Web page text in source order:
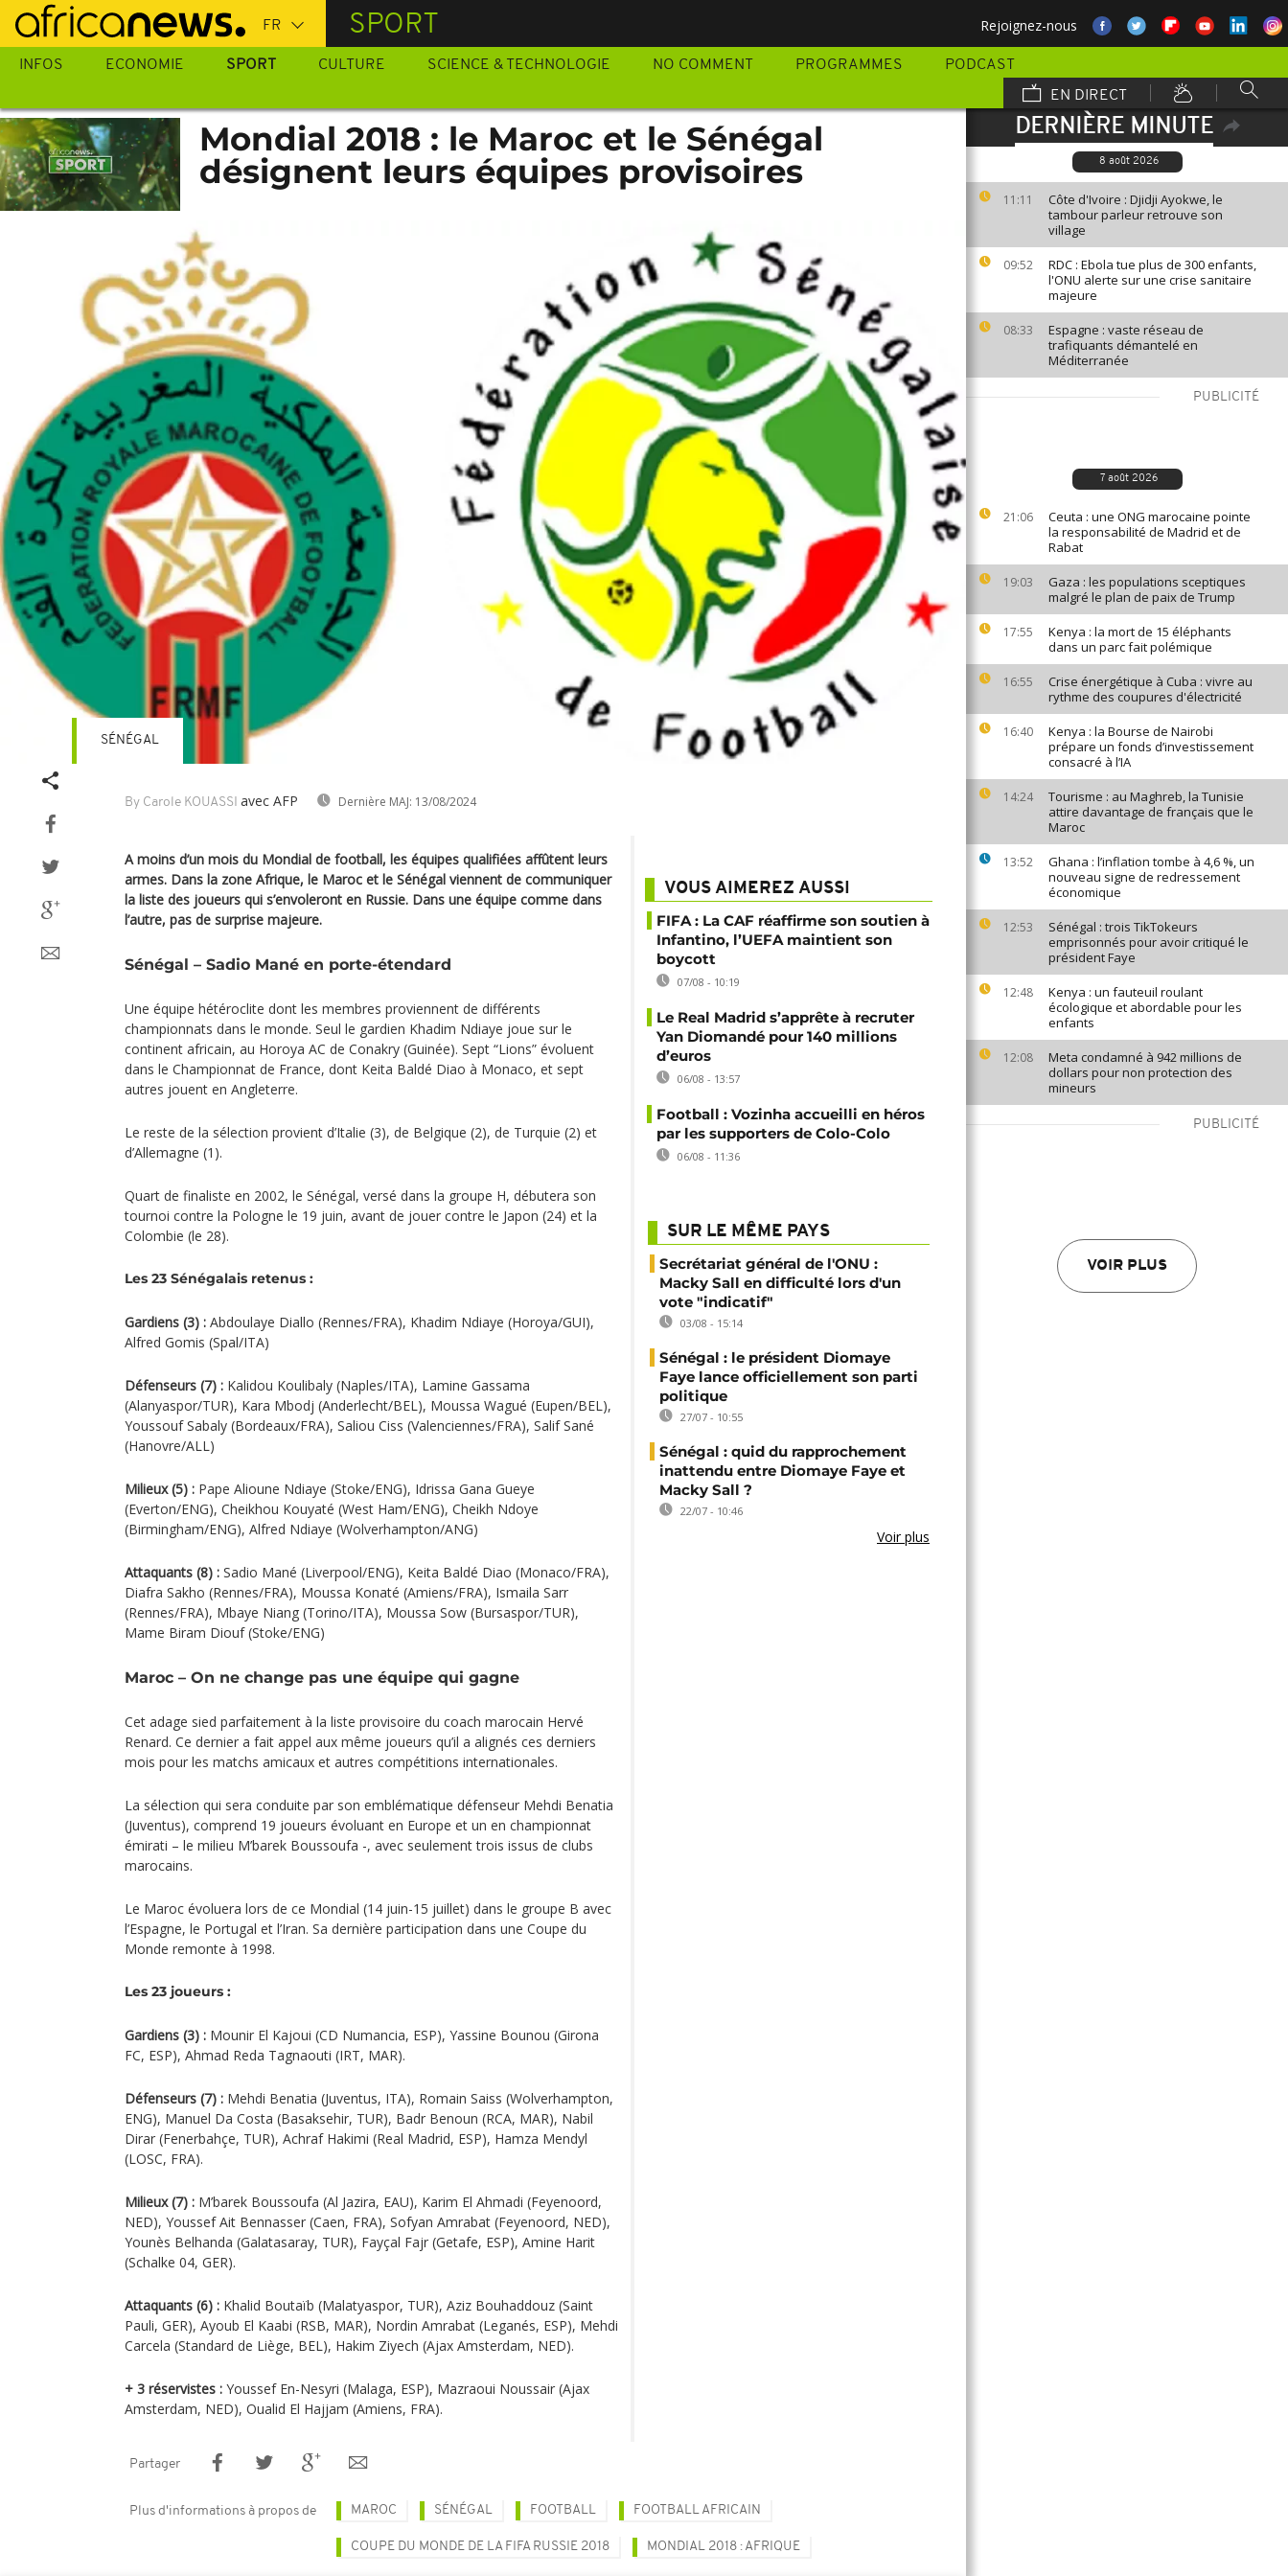
Passer
au
contenu
SPORT Rejoignez-nous
INFOS ECONOMIE SPORT CULTURE SCIENCE & TECHNOLOGIE NO COMMENT PROGRAMMES
PODCAST
EN DIRECT
DERNIÈRE MINUTE
8 août 2026
11:11
Côte d'Ivoire : Djidji Ayokwe, le
tambour parleur retrouve son
village
09:52
RDC : Ebola tue plus de 300 enfants,
l'ONU alerte sur une crise sanitaire
majeure
08:33
Espagne : vaste réseau de
trafiquants démantelé en
Méditerranée
PUBLICITÉ
7 août 2026
21:06
Ceuta : une ONG marocaine pointe
la responsabilité de Madrid et de
Rabat
19:03
Gaza : les populations sceptiques
malgré le plan de paix de Trump
17:55
Kenya : la mort de 15 éléphants
dans un parc fait polémique
16:55
Crise énergétique à Cuba : vivre au
rythme des coupures d'électricité
16:40
Kenya : la Bourse de Nairobi
prépare un fonds d’investissement
consacré à l’IA
14:24
Tourisme : au Maghreb, la Tunisie
attire davantage de français que le
Maroc
13:52
Ghana : l’inflation tombe à 4,6 %, un
nouveau signe de redressement
économique
12:53
Sénégal : trois TikTokeurs
emprisonnés pour avoir critiqué le
président Faye
12:48
Kenya : un fauteuil roulant
écologique et abordable pour les
enfants
12:08
Meta condamné à 942 millions de
dollars pour non protection des
mineurs
PUBLICITÉ
VOIR PLUS
Mondial 2018 : le Maroc et le Sénégal
désignent leurs équipes provisoires
By Carole KOUASSI avec AFP Dernière MAJ: 13/08/2024
SÉNÉGAL
A moins d’un mois du Mondial de football, les équipes qualifiées affûtent leurs
armes. Dans la zone Afrique, le Maroc et le Sénégal viennent de communiquer
la liste des joueurs qui s’envoleront en Russie. Dans une équipe comme dans
l’autre, pas de surprise majeure.
Sénégal – Sadio Mané en porte-étendard
Une équipe hétéroclite dont les membres proviennent de différents
championnats dans le monde. Seul le gardien Khadim Ndiaye joue sur le
continent africain, au Horoya AC de Conakry (Guinée). Sept “Lions” évoluent
dans le Championnat de France, dont Keita Baldé Diao à Monaco, et sept
autres jouent en Angleterre.
Le reste de la sélection provient d’Italie (3), de Belgique (2), de Turquie (2) et
d’Allemagne (1).
Quart de finaliste en 2002, le Sénégal, versé dans la groupe H, débutera son
tournoi contre la Pologne le 19 juin, avant de jouer contre le Japon (24) et la
Colombie (le 28).
Les 23 Sénégalais retenus :
Gardiens (3) : Abdoulaye Diallo (Rennes/FRA), Khadim Ndiaye (Horoya/GUI),
Alfred Gomis (Spal/ITA)
Défenseurs (7) : Kalidou Koulibaly (Naples/ITA), Lamine Gassama
(Alanyaspor/TUR), Kara Mbodj (Anderlecht/BEL), Moussa Wagué (Eupen/BEL),
Youssouf Sabaly (Bordeaux/FRA), Saliou Ciss (Valenciennes/FRA), Salif Sané
(Hanovre/ALL)
Milieux (5) : Pape Alioune Ndiaye (Stoke/ENG), Idrissa Gana Gueye
(Everton/ENG), Cheikhou Kouyaté (West Ham/ENG), Cheikh Ndoye
(Birmingham/ENG), Alfred Ndiaye (Wolverhampton/ANG)
Attaquants (8) : Sadio Mané (Liverpool/ENG), Keita Baldé Diao (Monaco/FRA),
Diafra Sakho (Rennes/FRA), Moussa Konaté (Amiens/FRA), Ismaila Sarr
(Rennes/FRA), Mbaye Niang (Torino/ITA), Moussa Sow (Bursaspor/TUR),
Mame Biram Diouf (Stoke/ENG)
Maroc – On ne change pas une équipe qui gagne
Cet adage sied parfaitement à la liste provisoire du coach marocain Hervé
Renard. Ce dernier a fait appel aux même joueurs qu’il a alignés ces derniers
mois pour les matchs amicaux et autres compétitions internationales.
La sélection qui sera conduite par son emblématique défenseur Mehdi Benatia
(Juventus), comprend 19 joueurs évoluant en Europe et un en championnat
émirati – le milieu M’barek Boussoufa -, avec seulement trois issus de clubs
marocains.
Le Maroc évoluera lors de ce Mondial (14 juin-15 juillet) dans le groupe B avec
l’Espagne, le Portugal et l’Iran. Sa dernière participation dans une Coupe du
Monde remonte à 1998.
Les 23 joueurs :
Gardiens (3) : Mounir El Kajoui (CD Numancia, ESP), Yassine Bounou (Girona
FC, ESP), Ahmad Reda Tagnaouti (IRT, MAR).
Défenseurs (7) : Mehdi Benatia (Juventus, ITA), Romain Saiss (Wolverhampton,
ENG), Manuel Da Costa (Basaksehir, TUR), Badr Benoun (RCA, MAR), Nabil
Dirar (Fenerbahçe, TUR), Achraf Hakimi (Real Madrid, ESP), Hamza Mendyl
(LOSC, FRA).
Milieux (7) : M’barek Boussoufa (Al Jazira, EAU), Karim El Ahmadi (Feyenoord,
NED), Youssef Ait Bennasser (Caen, FRA), Sofyan Amrabat (Feyenoord, NED),
Younès Belhanda (Galatasaray, TUR), Fayçal Fajr (Getafe, ESP), Amine Harit
(Schalke 04, GER).
Attaquants (6) : Khalid Boutaïb (Malatyaspor, TUR), Aziz Bouhaddouz (Saint
Pauli, GER), Ayoub El Kaabi (RSB, MAR), Nordin Amrabat (Leganés, ESP), Mehdi
Carcela (Standard de Liège, BEL), Hakim Ziyech (Ajax Amsterdam, NED).
+ 3 réservistes : Youssef En-Nesyri (Malaga, ESP), Mazraoui Noussair (Ajax
Amsterdam, NED), Oualid El Hajjam (Amiens, FRA).
VOUS AIMEREZ AUSSI
FIFA : La CAF réaffirme son soutien à
Infantino, l’UEFA maintient son
boycott
07/08 - 10:19
Le Real Madrid s’apprête à recruter
Yan Diomandé pour 140 millions
d’euros
06/08 - 13:57
Football : Vozinha accueilli en héros
par les supporters de Colo-Colo
06/08 - 11:36
SUR LE MÊME PAYS
Secrétariat général de l'ONU :
Macky Sall en difficulté lors d'un
vote "indicatif"
03/08 - 15:14
Sénégal : le président Diomaye
Faye lance officiellement son parti
politique
27/07 - 10:55
Sénégal : quid du rapprochement
inattendu entre Diomaye Faye et
Macky Sall ?
22/07 - 10:46
Voir plus
Partager
Plus d'informations à propos de MAROC SÉNÉGAL FOOTBALL FOOTBALL AFRICAIN
COUPE DU MONDE DE LA FIFA RUSSIE 2018 MONDIAL 2018 : AFRIQUE